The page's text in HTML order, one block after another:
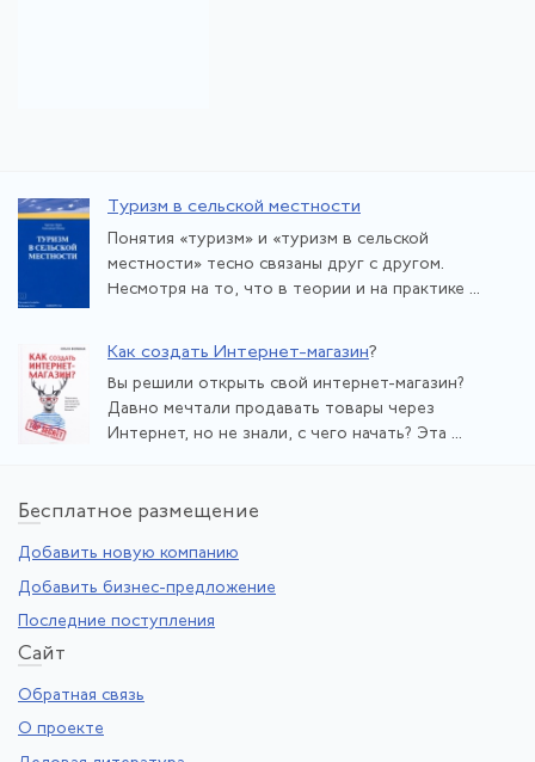
Туризм в сельской местности
Понятия «туризм» и «туризм в сельской
местности» тесно связаны друг с другом.
Несмотря на то, что в теории и на практике ...
Как создать Интернет-магазин?
Вы решили открыть свой интернет-магазин?
Давно мечтали продавать товары через
Интернет, но не знали, с чего начать? Эта ...
Бесплатное размещение
Добавить новую компанию
Добавить бизнес-предложение
Последние поступления
Сайт
Обратная связь
О проекте